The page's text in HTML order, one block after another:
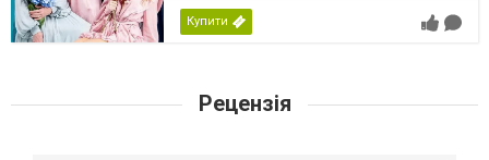
Купити
Рецензія